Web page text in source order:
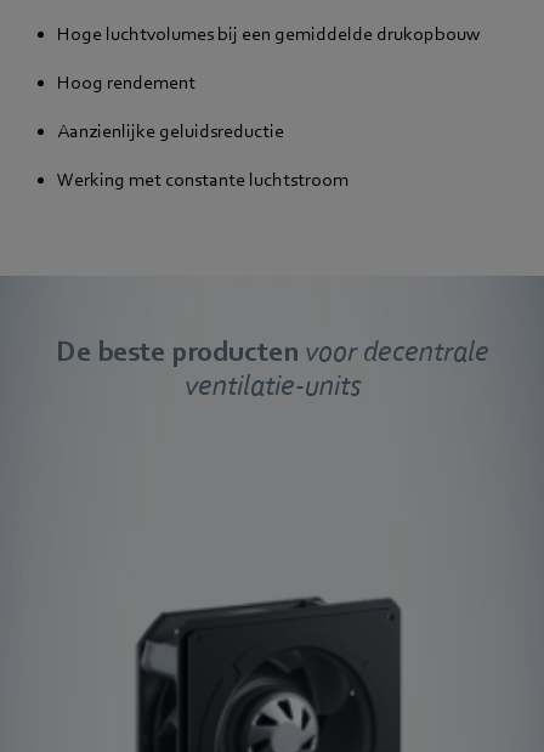
Hoge luchtvolumes bij een gemiddelde drukopbouw
Hoog rendement
Aanzienlijke geluidsreductie
Werking met constante luchtstroom
De beste producten voor decentrale
ventilatie-units